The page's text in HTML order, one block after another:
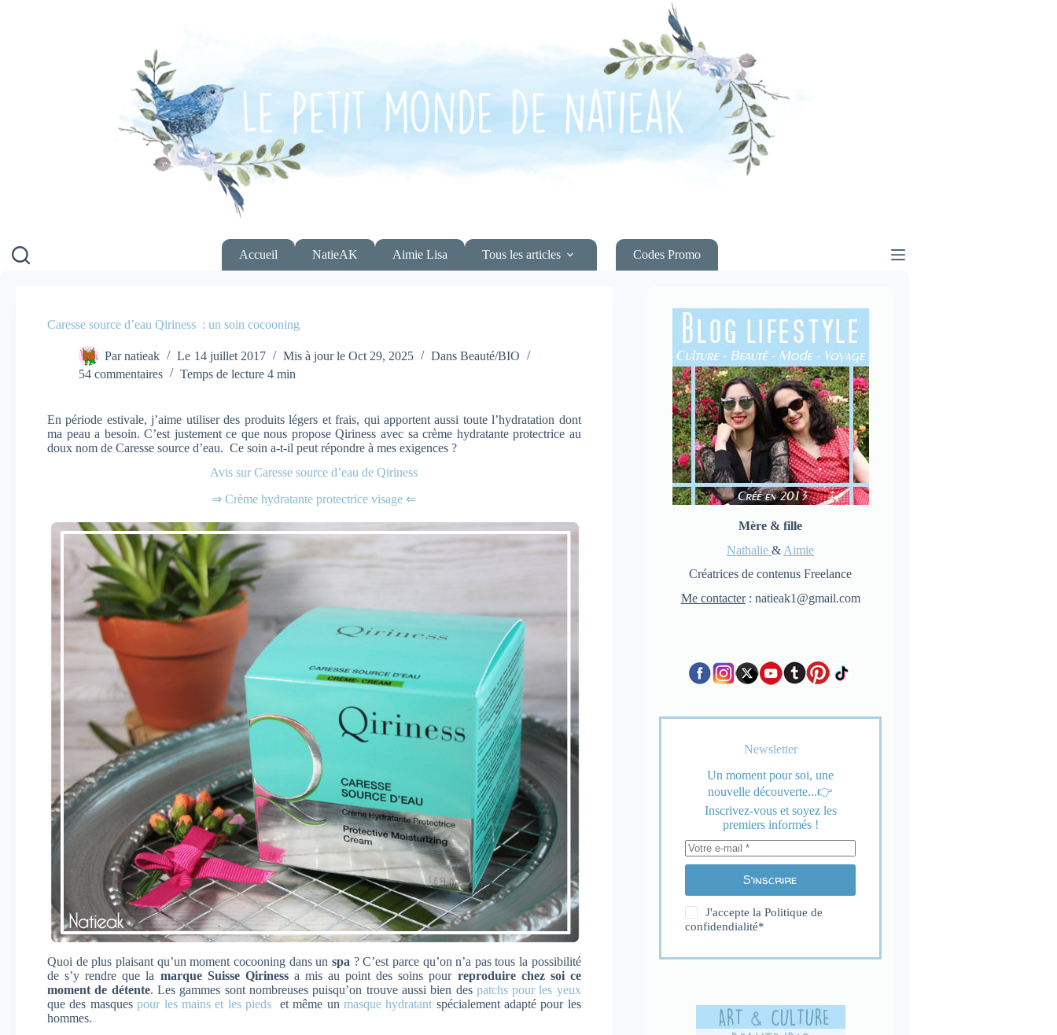
Accueil NatieAK Aimie Lisa Tous les articles Codes Promo
Caresse source d’eau Qiriness : un soin cocooning
Par natieak Le 14 juillet 2017 Mis à jour le Oct 29, 2025 Dans Beauté/BIO
54 commentaires
Temps de lecture 4 min
En période estivale, j’aime utiliser des produits légers et frais, qui apportent aussi toute l’hydratation dont
ma peau a besoin. C’est justement ce que nous propose Qiriness avec sa crème hydratante protectrice au
doux nom de Caresse source d’eau. Ce soin a-t-il peut répondre à mes exigences ?
Avis sur Caresse source d’eau de Qiriness
⇒ Crème hydratante protectrice visage ⇐
Quoi de plus plaisant qu’un moment cocooning dans un spa ? C’est parce qu’on n’a pas tous la possibilité
de s’y rendre que la marque Suisse Qirinessa mis au point des soins pour reproduire chez soi ce
moment de détente. Les gammes sont nombreuses puisqu’on trouve aussi bien des patchs pour les yeux
que des masquespour les mains et les pieds et même un masque hydratant spécialement adapté pour les
hommes.
Mère & fille
Nathalie& Aimie
Créatrices de contenus Freelance
Me contacter: natieak1@gmail.com
Newsletter
Un moment pour soi, une
nouvelle découverte...👉
Inscrivez-vous et soyez les
premiers informés !
S’inscrire
J'accepte la Politique de
confidendialité*